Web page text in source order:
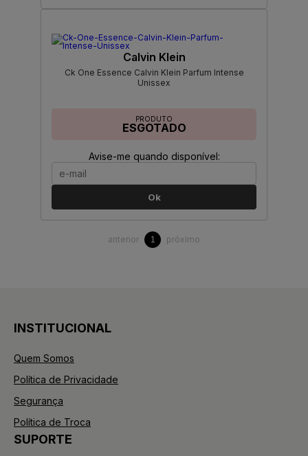
Calvin Klein
Ck One Essence Calvin Klein Parfum Intense
Unissex
PRODUTO
ESGOTADO
Avise-me quando disponível:
Ok
anterior 1 próximo
INSTITUCIONAL
Quem Somos
Política de Privacidade
Segurança
Política de Troca
SUPORTE